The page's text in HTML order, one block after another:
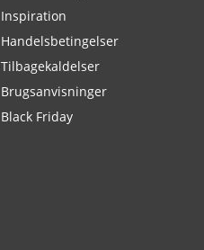
Inspiration
Handelsbetingelser
Tilbagekaldelser
Brugsanvisninger
Black Friday